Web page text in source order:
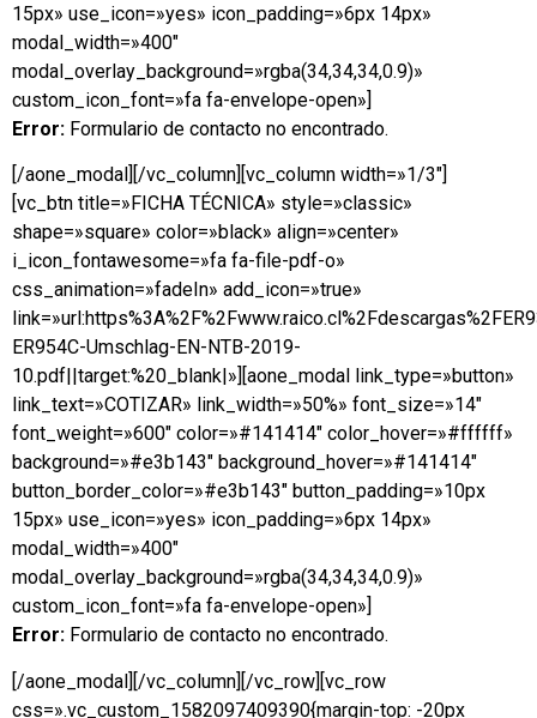
15px» use_icon=»yes» icon_padding=»6px 14px»
modal_width=»400″
modal_overlay_background=»rgba(34,34,34,0.9)»
custom_icon_font=»fa fa-envelope-open»]
Error: Formulario de contacto no encontrado.
[/aone_modal][/vc_column][vc_column width=»1/3″]
[vc_btn title=»FICHA TÉCNICA» style=»classic»
shape=»square» color=»black» align=»center»
i_icon_fontawesome=»fa fa-file-pdf-o»
css_animation=»fadeIn» add_icon=»true»
ER954C-Umschlag-EN-NTB-2019-
10.pdf||target:%20_blank|»][aone_modal link_type=»button»
link_text=»COTIZAR» link_width=»50%» font_size=»14″
font_weight=»600″ color=»#141414″ color_hover=»#ffffff»
background=»#e3b143″ background_hover=»#141414″
button_border_color=»#e3b143″ button_padding=»10px
15px» use_icon=»yes» icon_padding=»6px 14px»
modal_width=»400″
modal_overlay_background=»rgba(34,34,34,0.9)»
custom_icon_font=»fa fa-envelope-open»]
Error: Formulario de contacto no encontrado.
[/aone_modal][/vc_column][/vc_row][vc_row
css=».vc_custom_1582097409390{margin-top: -20px